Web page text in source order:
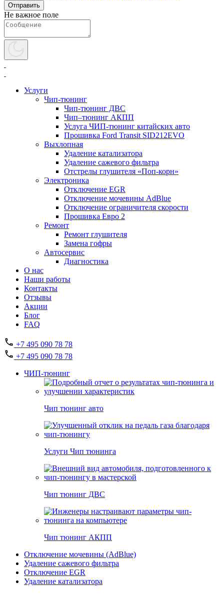
Не важное поле
Услуги
Чип-тюнинг
Чип-тюнинг ДВС
Чип–тюнинг АКПП
Услуга ЧИП-тюнинг китайских авто
Прошивка Ford Transit SID212EVO
Выхлопная
Удаление катализатора
Удаление сажевого фильтра
Отстрелы глушителя «Поп-корн»
Электроника
Отключение EGR
Отключение мочевины AdBlue
Отключение ограничителя скорости
Прошивка Евро 2
Ремонт
Ремонт глушителя
Замена гофры
Автосервис
Диагностика
О нас
Наши работы
Контакты
Отзывы
Акции
Блог
FAQ
+7 495 090 78 78
+7 495 090 78 78
ЧИП-тюнинг
Чип тюнинг авто
Услуги Чип тюнинга
Чип тюнинг ДВС
Чип тюнинг АКПП
Отключение мочевины (AdBlue)
Удаление сажевого фильтра
Отключение EGR
Удаление катализатора